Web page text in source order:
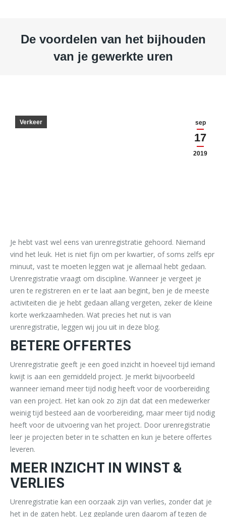
De voordelen van het bijhouden
van je gewerkte uren
sep
17
2019
Verkeer
Je hebt vast wel eens van urenregistratie gehoord. Niemand
vind het leuk. Het is niet fijn om per kwartier, of soms zelfs epr
minuut, vast te moeten leggen wat je allemaal hebt gedaan.
Urenregistratie vraagt om discipline. Wanneer je vergeet je
uren te registreren en er te laat aan begint, ben je de meeste
activiteiten die je hebt gedaan allang vergeten, zeker de kleine
korte werkzaamheden. Wat precies het nut is van
urenregistratie, leggen wij jou uit in deze blog.
BETERE OFFERTES
Urenregistratie geeft je een goed inzicht in hoeveel tijd iemand
kwijt is aan een gemiddeld project. Je merkt bijvoorbeeld
wanneer iemand meer tijd nodig heeft voor de voorbereiding
van een project. Het kan ook zo zijn dat dat een medewerker
weinig tijd besteed aan de voorbereiding, maar meer tijd nodig
heeft voor de uitvoering van het project. Door urenregistratie
leer je projecten beter in te schatten en kun je betere offertes
leveren.
MEER INZICHT IN WINST &
VERLIES
Urenregistratie kan een oorzaak zijn van verlies, zonder dat je
het in de gaten hebt. Leg geplande uren daarom af tegen de